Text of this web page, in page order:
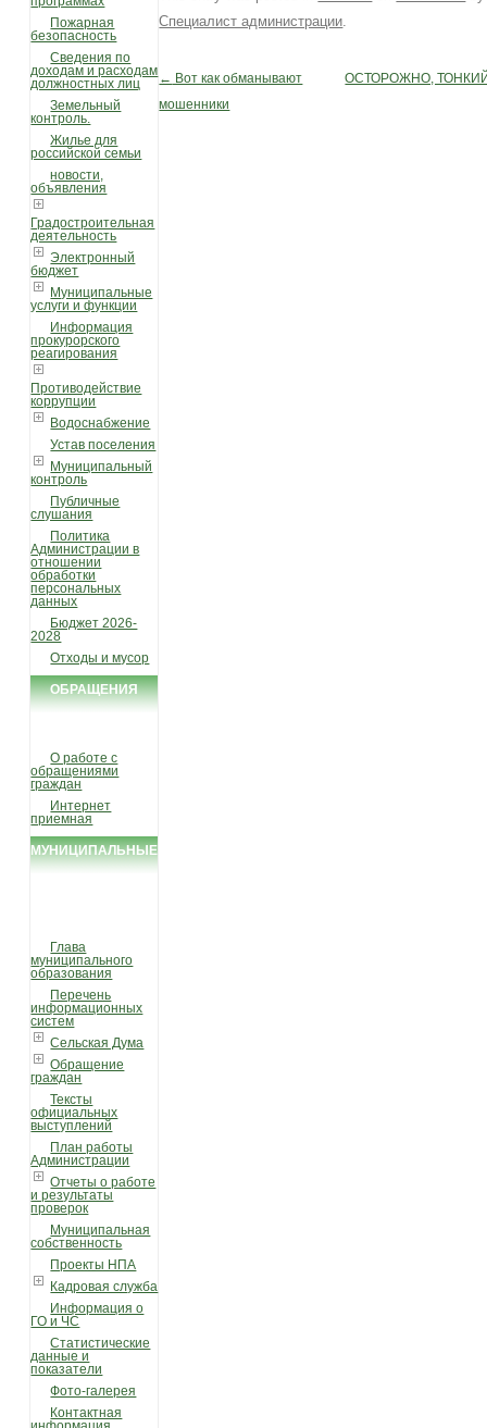
Пожарная
безопасность
Сведения по
доходам и расходам
должностных лиц
Земельный
контроль.
Жилье для
российской семьи
новости,
объявления
Градостроительная
деятельность
Электронный
бюджет
Муниципальные
услуги и функции
Информация
прокурорского
реагирования
Противодействие
коррупции
Водоснабжение
Устав поселения
Муниципальный
контроль
Публичные
слушания
Политика
Администрации в
отношении
обработки
персональных
данных
Бюджет 2026-
2028
Отходы и мусор
ОБРАЩЕНИЯ
О работе с
обращениями
граждан
Интернет
приемная
МУНИЦИПАЛЬНЫЕ
Глава
муниципального
образования
Перечень
информационных
систем
Сельская Дума
Обращение
граждан
Тексты
официальных
выступлений
План работы
Администрации
Отчеты о работе
и результаты
проверок
Муниципальная
собственность
Проекты НПА
Кадровая служба
Информация о
ГО и ЧС
Статистические
данные и
показатели
Фото-галерея
Контактная
Специалист администрации.
Post navigation
← Вот как обманывают
мошенники
ОСТОРОЖНО,